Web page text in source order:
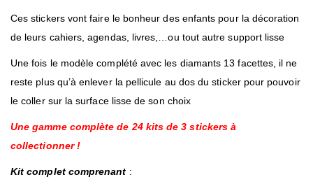
Ces stickers vont faire le bonheur des enfants pour la décoration
de leurs cahiers, agendas, livres,…ou tout autre support lisse
Une fois le modèle complété avec les diamants 13 facettes, il ne
reste plus qu’à enlever la pellicule au dos du sticker pour pouvoir
le coller sur la surface lisse de son choix
Une gamme complète de 24 kits de 3 stickers à
collectionner !
Kit complet comprenant :